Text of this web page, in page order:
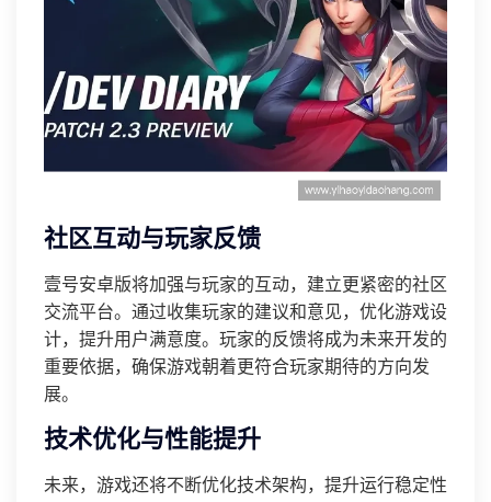
社区互动与玩家反馈
壹号安卓版将加强与玩家的互动，建立更紧密的社区
交流平台。通过收集玩家的建议和意见，优化游戏设
计，提升用户满意度。玩家的反馈将成为未来开发的
重要依据，确保游戏朝着更符合玩家期待的方向发
展。
技术优化与性能提升
未来，游戏还将不断优化技术架构，提升运行稳定性